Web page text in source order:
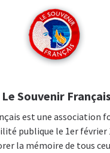
Le Souvenir Français
est une association
publique le 1er février
la mémoire de tous